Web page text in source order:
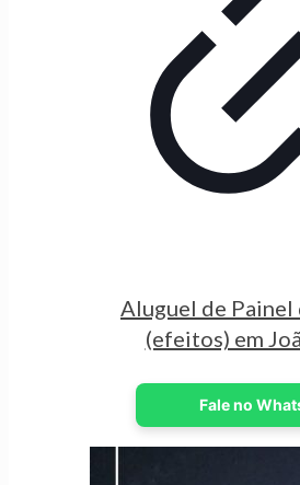
Aluguel de Painel
(efeitos) em
Fale no